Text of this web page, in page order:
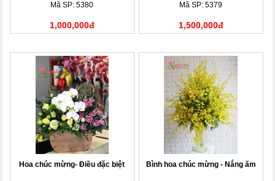
Mã SP: 5380
1,000,000đ
Mã SP: 5379
1,500,000đ
Hoa chúc mừng- Điều đặc biệt Bình hoa chúc mừng - Nắng ấm